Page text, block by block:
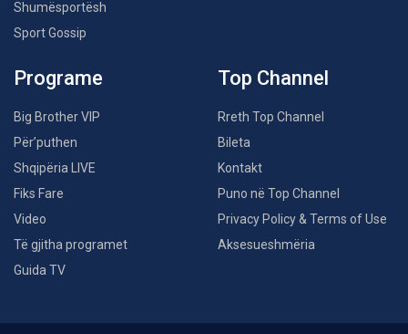
Shumësportësh
Sport Gossip
Programe
Big Brother VIP
Për’puthen
Shqipëria LIVE
Fiks Fare
Video
Të gjitha programet
Guida TV
Top Channel
Rreth Top Channel
Bileta
Kontakt
Puno në Top Channel
Privacy Policy & Terms of Use
Aksesueshmëria